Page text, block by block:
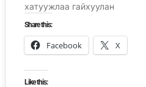
хатуужлаа гайхуулан
Share this:
Facebook X
Like this: